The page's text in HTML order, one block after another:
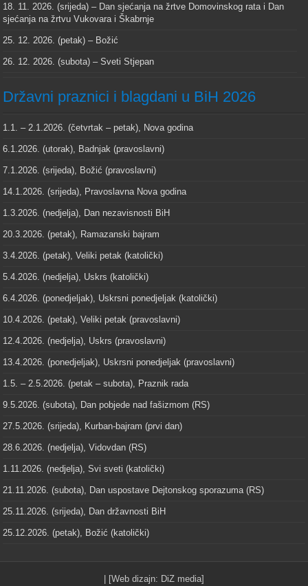
18. 11. 2026. (srijeda) – Dan sjećanja na žrtve Domovinskog rata i Dan
sjećanja na žrtvu Vukovara i Škabrnje
25. 12. 2026. (petak) – Božić
26. 12. 2026. (subota) – Sveti Stjepan
Državni praznici i blagdani u BiH 2026
1.1. – 2.1.2026. (četvrtak – petak), Nova godina
6.1.2026. (utorak), Badnjak (pravoslavni)
7.1.2026. (srijeda), Božić (pravoslavni)
14.1.2026. (srijeda), Pravoslavna Nova godina
1.3.2026. (nedjelja), Dan nezavisnosti BiH
20.3.2026. (petak), Ramazanski bajram
3.4.2026. (petak), Veliki petak (katolički)
5.4.2026. (nedjelja), Uskrs (katolički)
6.4.2026. (ponedjeljak), Uskrsni ponedjeljak (katolički)
10.4.2026. (petak), Veliki petak (pravoslavni)
12.4.2026. (nedjelja), Uskrs (pravoslavni)
13.4.2026. (ponedjeljak), Uskrsni ponedjeljak (pravoslavni)
1.5. – 2.5.2026. (petak – subota), Praznik rada
9.5.2026. (subota), Dan pobjede nad fašizmom (RS)
27.5.2026. (srijeda), Kurban-bajram (prvi dan)
28.6.2026. (nedjelja), Vidovdan (RS)
1.11.2026. (nedjelja), Svi sveti (katolički)
21.11.2026. (subota), Dan uspostave Dejtonskog sporazuma (RS)
25.11.2026. (srijeda), Dan državnosti BiH
25.12.2026. (petak), Božić (katolički)
| [Web dizajn: DiZ media]